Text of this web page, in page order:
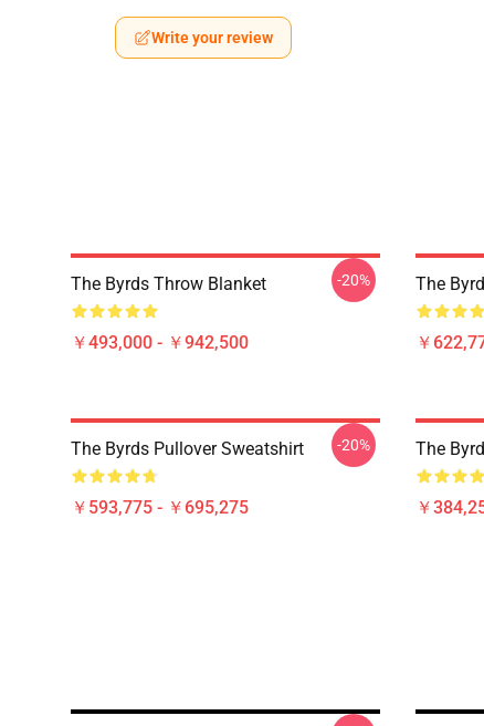
Write your review
The Byrds Throw Blanket
￥493,000 - ￥942,500
-20% The
￥
The Byrds Pullover Sweatshirt
￥593,775 - ￥695,275
-20% The
￥